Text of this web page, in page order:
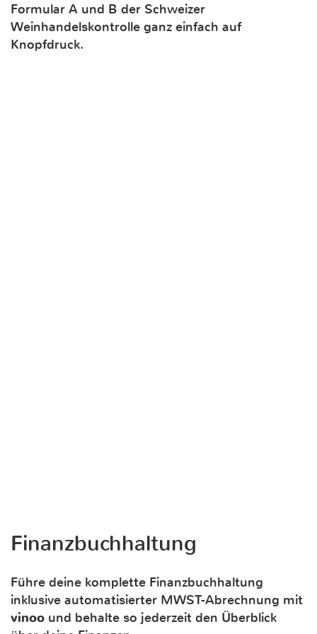
Formular A und B der Schweizer
Weinhandelskontrolle ganz einfach auf
Knopfdruck.
Finanzbuchhaltung
Führe deine komplette Finanzbuchhaltung
inklusive automatisierter MWST-Abrechnung mit
vinoo und behalte so jederzeit den Überblick